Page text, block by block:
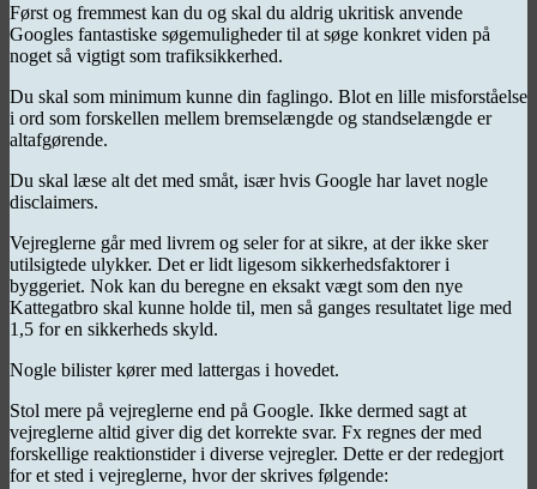
Først og fremmest kan du og skal du aldrig ukritisk anvende
Googles fantastiske søgemuligheder til at søge konkret viden på
noget så vigtigt som trafiksikkerhed.
Du skal som minimum kunne din faglingo. Blot en lille misforståelse
i ord som forskellen mellem bremselængde og standselængde er
altafgørende.
Du skal læse alt det med småt, især hvis Google har lavet nogle
disclaimers.
Vejreglerne går med livrem og seler for at sikre, at der ikke sker
utilsigtede ulykker. Det er lidt ligesom sikkerhedsfaktorer i
byggeriet. Nok kan du beregne en eksakt vægt som den nye
Kattegatbro skal kunne holde til, men så ganges resultatet lige med
1,5 for en sikkerheds skyld.
Nogle bilister kører med lattergas i hovedet.
Stol mere på vejreglerne end på Google. Ikke dermed sagt at
vejreglerne altid giver dig det korrekte svar. Fx regnes der med
forskellige reaktionstider i diverse vejregler. Dette er der redegjort
for et sted i vejreglerne, hvor der skrives følgende: